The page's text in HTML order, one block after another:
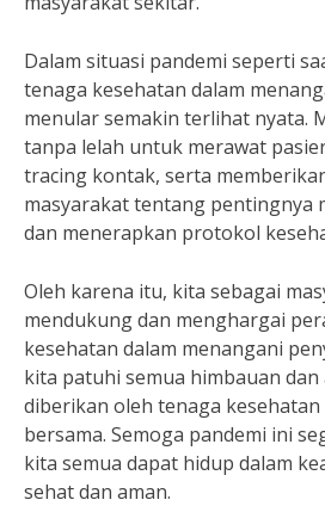
Dalam situasi pandemi seperti
tenaga kesehatan dalam
menular semakin terlihat nyata.
tanpa lelah untuk merawat
tracing kontak, serta
masyarakat tentang pentingnya
dan menerapkan protokol
Oleh karena itu, kita sebagai
mendukung dan menghargai
kesehatan dalam menangani
kita patuhi semua himbauan
diberikan oleh tenaga
bersama. Semoga pandemi ini
kita semua dapat hidup dalam
sehat dan aman.